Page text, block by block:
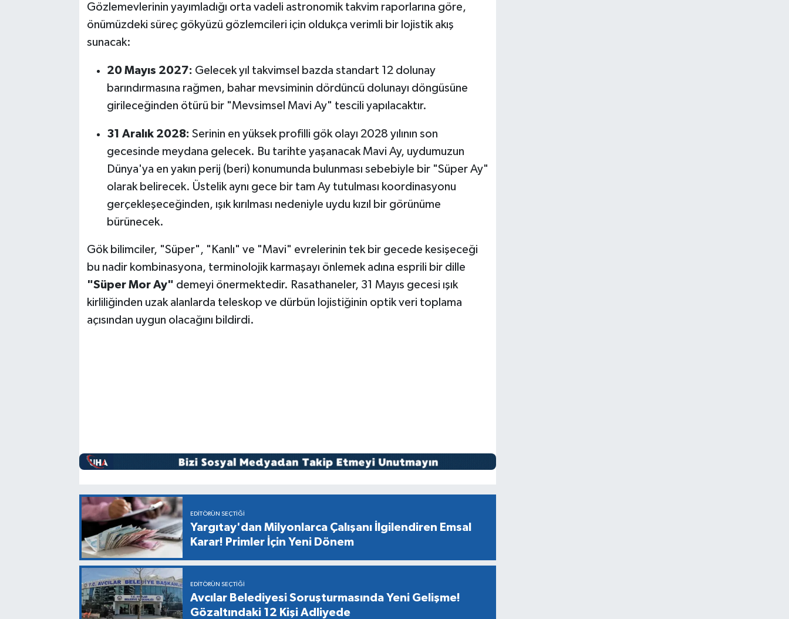
Gözlemevlerinin yayımladığı orta vadeli astronomik takvim raporlarına göre,
önümüzdeki süreç gökyüzü gözlemcileri için oldukça verimli bir lojistik akış
sunacak:
20 Mayıs 2027: Gelecek yıl takvimsel bazda standart 12 dolunay
barındırmasına rağmen, bahar mevsiminin dördüncü dolunayı döngüsüne
girileceğinden ötürü bir "Mevsimsel Mavi Ay" tescili yapılacaktır.
31 Aralık 2028: Serinin en yüksek profilli gök olayı 2028 yılının son
gecesinde meydana gelecek. Bu tarihte yaşanacak Mavi Ay, uydumuzun
Dünya'ya en yakın perij (beri) konumunda bulunması sebebiyle bir "Süper Ay"
olarak belirecek. Üstelik aynı gece bir tam Ay tutulması koordinasyonu
gerçekleşeceğinden, ışık kırılması nedeniyle uydu kızıl bir görünüme
bürünecek.
Gök bilimciler, "Süper", "Kanlı" ve "Mavi" evrelerinin tek bir gecede kesişeceği
bu nadir kombinasyona, terminolojik karmaşayı önlemek adına esprili bir dille
"Süper Mor Ay" demeyi önermektedir. Rasathaneler, 31 Mayıs gecesi ışık
kirliliğinden uzak alanlarda teleskop ve dürbün lojistiğinin optik veri toplama
açısından uygun olacağını bildirdi.
EDITÖRÜN SEÇTIĞI
Yargıtay'dan Milyonlarca Çalışanı İlgilendiren Emsal
Karar! Primler İçin Yeni Dönem
EDITÖRÜN SEÇTIĞI
Avcılar Belediyesi Soruşturmasında Yeni Gelişme!
Gözaltındaki 12 Kişi Adliyede